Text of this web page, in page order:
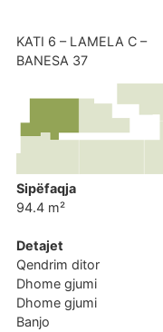
KATI 6 – LAMELA C –
BANESA 37
Sipëfaqja
94.4 m²
Detajet
Qendrim ditor
Dhome gjumi
Dhome gjumi
Banjo